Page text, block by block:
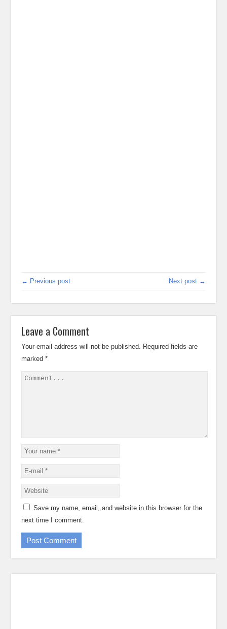
← Previous post Next post →
Leave a Comment
Your email address will not be published. Required fields are
marked*
Save my name, email, and website in this browser for the
next time I comment.